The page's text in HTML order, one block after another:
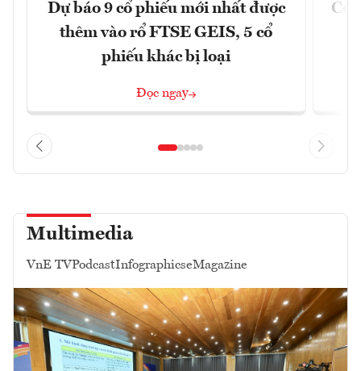
Dự báo 9 cổ phiếu mới nhất được
thêm vào rổ FTSE GEIS, 5 cổ
phiếu khác bị loại
Đọc ngay
Có
Multimedia
VnE TVPodcastInfographicseMagazine